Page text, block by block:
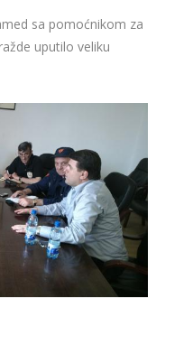
sa pomoćnikom za
uputilo veliku